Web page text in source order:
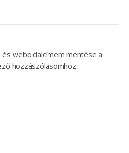
és weboldalcímem mentése a
hozzászólásomhoz.